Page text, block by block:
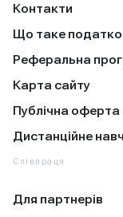
Контакти
Що таке
Реферальна
Карта сайту
Публічна оферта
Дистанційне
Співпраця
Для партнерів